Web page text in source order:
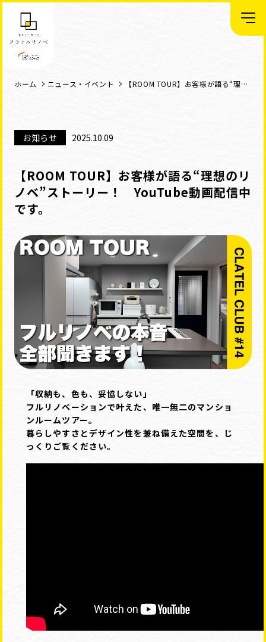
ホーム ニュース・イベント 【ROOM TOUR】お客様が語る“理想のリノベ”ストーリー！ YouTube動画配信中です。
お知らせ 2025.10.09
【ROOM TOUR】お客様が語る“理想のリ
ノベ”ストーリー！ YouTube動画配信中
です。
「収納も、色も、妥協しない」
フルリノベーションで叶えた、唯一無二のマンショ
ンルームツアー。
暮らしやすさとデザイン性を兼ね備えた空間を、じ
っくりご覧ください。